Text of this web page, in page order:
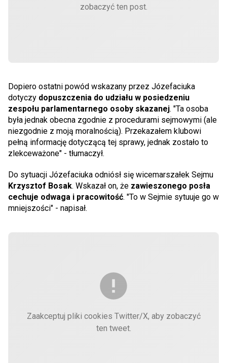
zobaczyć ten post.
Dopiero ostatni powód wskazany przez Józefaciuka
dotyczy dopuszczenia do udziału w posiedzeniu
zespołu parlamentarnego osoby skazanej. "Ta osoba
była jednak obecna zgodnie z procedurami sejmowymi (ale
niezgodnie z moją moralnością). Przekazałem klubowi
pełną informację dotyczącą tej sprawy, jednak zostało to
zlekceważone" - tłumaczył.
Do sytuacji Józefaciuka odniósł się wicemarszałek Sejmu
Krzysztof Bosak. Wskazał on, że zawieszonego posła
cechuje odwaga i pracowitość. "To w Sejmie sytuuje go w
mniejszości" - napisał.
Zaakceptuj pliki cookies Twitter/X, aby zobaczyć
ten tweet.